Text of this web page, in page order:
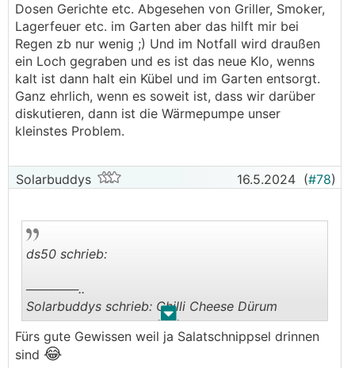
Dosen Gerichte etc. Abgesehen von Griller, Smoker,
Lagerfeuer etc. im Garten aber das hilft mir bei
Regen zb nur wenig ;) Und im Notfall wird draußen
ein Loch gegraben und es ist das neue Klo, wenns
kalt ist dann halt ein Kübel und im Garten entsorgt.
Ganz ehrlich, wenn es soweit ist, dass wir darüber
diskutieren, dann ist die Wärmepumpe unser
kleinstes Problem.
Solarbuddys 16.5.2024 (#78)
. .
ds50 schrieb:
──────..
Solarbuddys schrieb: Chilli Cheese Dürum
───────────────
Öhm... Das hilft?
Fürs gute Gewissen weil ja Salatschnippsel drinnen
sind 😂